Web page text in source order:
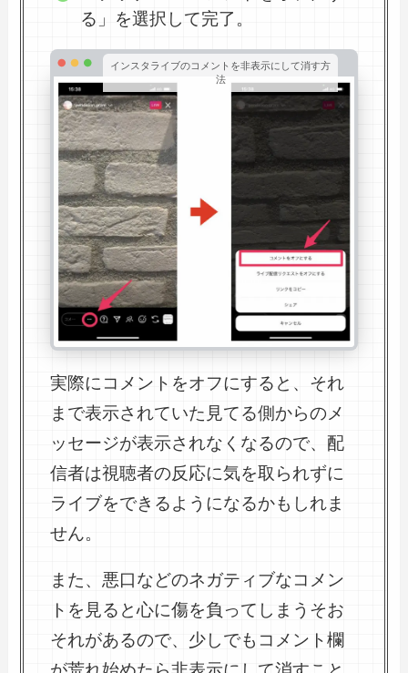
る」を選択して完了。
インスタライブのコメントを非表示にして消す方
法
実際にコメントをオフにすると、それ
まで表示されていた見てる側からのメ
ッセージが表示されなくなるので、配
信者は視聴者の反応に気を取られずに
ライブをできるようになるかもしれま
せん。
また、悪口などのネガティブなコメン
トを見ると心に傷を負ってしまうそお
それがあるので、少しでもコメント欄